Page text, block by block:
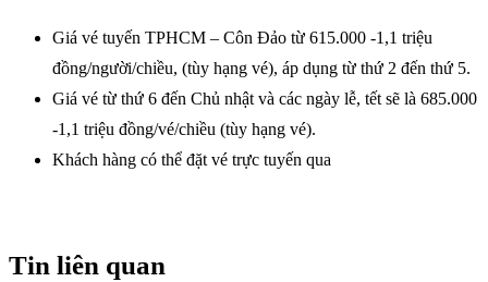
Giá vé tuyến TPHCM – Côn Đảo từ 615.000 -1,1 triệu
đồng/người/chiều, (tùy hạng vé), áp dụng từ thứ 2 đến thứ 5.
Giá vé từ thứ 6 đến Chủ nhật và các ngày lễ, tết sẽ là 685.000
-1,1 triệu đồng/vé/chiều (tùy hạng vé).
Khách hàng có thể đặt vé trực tuyến qua
Tin liên quan